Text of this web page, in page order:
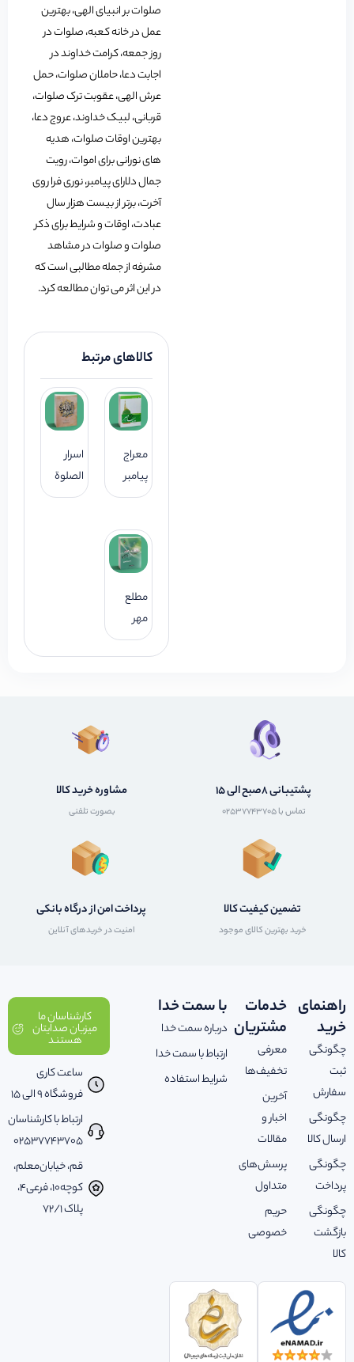
صلوات بر انبیای الهی، بهترین
عمل در خانه کعبه، صلوات در
روز جمعه، کرامت خداوند در
اجابت دعا، حاملان صلوات، حمل
عرش الهی، عقوبت ترک صلوات،
قربانی، لبیک خداوند، عروج دعا،
بهترین اوقات صلوات، هدیه
های نورانی برای اموات، رویت
جمال دلارای پیامبر، نوری فرا روی
آخرت، برتر از بیست هزار سال
عبادت، اوقات و شرایط برای ذکر
صلوات و صلوات در مشاهد
مشرفه از جمله مطالبی است که
در این اثر می توان مطالعه کرد.
کالاهای مرتبط
معراج
پیامبر
اسرار
الصلوة
مطلع
مهر
پشتیبانی 8صبح الی 15
تماس با 02537743705
مشاوره خرید کالا
بصورت تلفنی
تضمین کیفیت کالا
خرید بهترین کالای موجود
پرداخت امن از درگاه بانکی
امنیت در خریدهای آنلاین
راهنمای
خرید
چگونگی
ثبت
سفارش
چگونگی
ارسال کالا
چگونگی
پرداخت
چگونگی
بازگشت
کالا
خدمات
مشتریان
معرفی
تخفیف‌ها
آخرین
اخبار و
مقالات
پرسش‌های
متداول
حریم
خصوصی
با سمت خدا
درباره سمت خدا
ارتباط با سمت خدا
شرایط استفاده
کارشناسان ما
میزبان صدایتان
هستند
ساعت کاری
فروشگاه 9 الی 15
ارتباط با کارشناسان
02537743705
قم، خیابان‌معلم،
کوچه‌10، فرعی‌4،
پلاک ‌72/1